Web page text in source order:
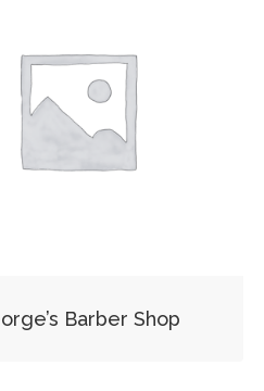
Barber Shop